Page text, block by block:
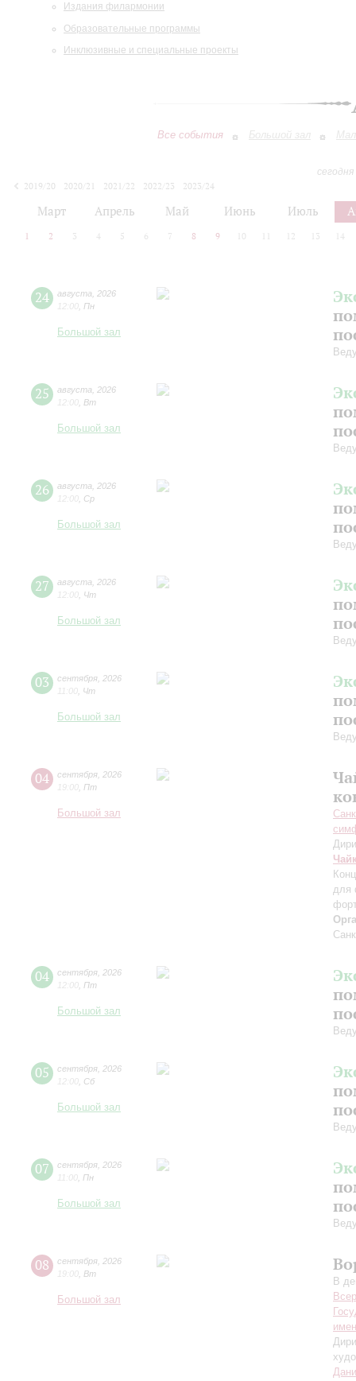
Издания филармонии
Образовательные программы
Инклюзивные и специальные проекты
Все события Большой зал
2019/20
2020/21 2021/22 2022/23
2023/24
Март Апрель Май Июнь Июль
1 2 3 4 5 6 7 8 9 10 12 13 14
24 августа
2026
12:00 Пн
Большой зал
25 августа
2026
12:00 Вт
Большой зал
26 августа
2026
12:00 Ср
Большой зал
27 августа
2026
12:00 Чт
Большой зал
03 сентября 2026
11:00 Чт
Большой зал
04 сентября 2026
19:00 Пт
Большой зал
для
04 сентября 2026
12:00 Пт
Большой зал
05 сентября 2026
12:00 Сб
Большой зал
07 сентября 2026
11:00 Пн
Большой зал
08 сентября 2026
19:00 Вт
Большой зал
В